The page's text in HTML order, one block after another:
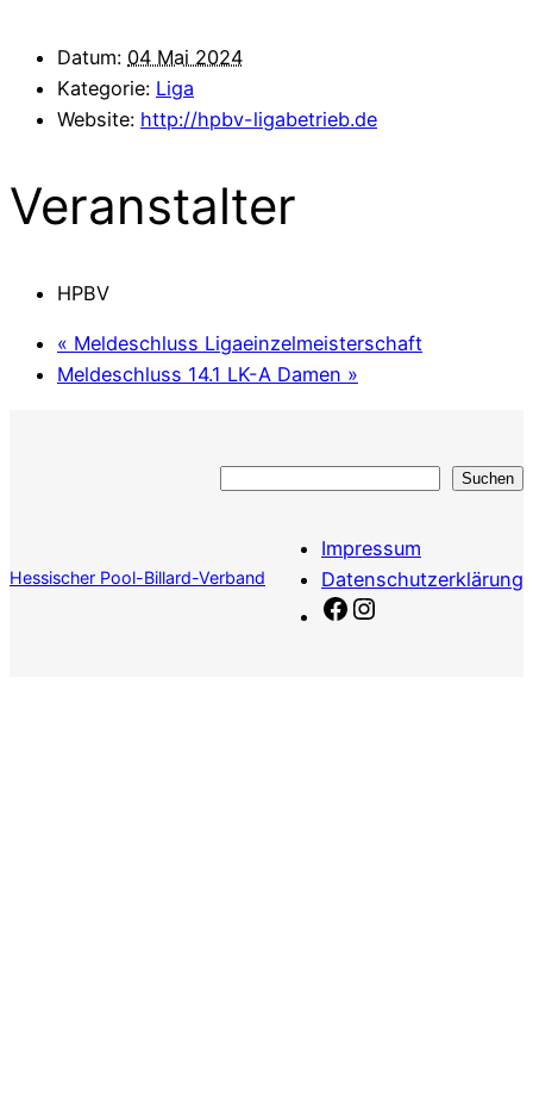
Datum: 04 Mai 2024
Kategorie: Liga
Website: http://hpbv-ligabetrieb.de
Veranstalter
HPBV
« Meldeschluss Ligaeinzelmeisterschaft
Meldeschluss 14.1 LK-A Damen »
Suchen
Hessischer Pool-Billard-Verband
Impressum
Datenschutzerklärung
Facebook
Instagram